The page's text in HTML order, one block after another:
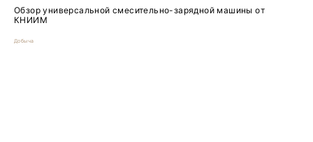
Обзор универсальной смесительно-зарядной машины от
КНИИМ
Добыча